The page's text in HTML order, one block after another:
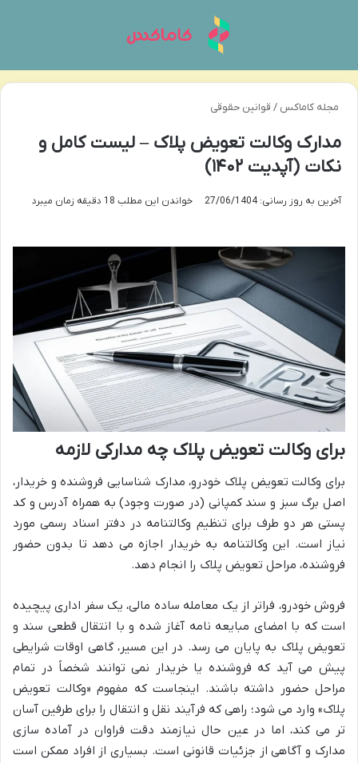
مجله کاماکس / قوانین حقوقی
مدارک وکالت تعویض پلاک – لیست کامل و
نکات (آپدیت ۱۴۰۲)
آخرین به روز رسانی: 27/06/1404 خواندن این مطلب 18 دقیقه زمان میبرد
برای وکالت تعویض پلاک چه مدارکی لازمه
برای وکالت تعویض پلاک خودرو، مدارک شناسایی فروشنده و خریدار،
اصل برگ سبز و سند کمپانی (در صورت وجود) به همراه آدرس و کد
پستی هر دو طرف برای تنظیم وکالتنامه در دفتر اسناد رسمی مورد
نیاز است. این وکالتنامه به خریدار اجازه می دهد تا بدون حضور
فروشنده، مراحل تعویض پلاک را انجام دهد.
فروش خودرو، فراتر از یک معامله ساده مالی، یک سفر اداری پیچیده
است که با امضای مبایعه نامه آغاز شده و با انتقال قطعی سند و
تعویض پلاک به پایان می رسد. در این مسیر، گاهی اوقات شرایطی
پیش می آید که فروشنده یا خریدار نمی توانند شخصاً در تمام
مراحل حضور داشته باشند. اینجاست که مفهوم «وکالت تعویض
پلاک» وارد می شود؛ راهی که فرآیند نقل و انتقال را برای طرفین آسان
تر می کند، اما در عین حال نیازمند دقت فراوان در آماده سازی
مدارک و آگاهی از جزئیات قانونی است. بسیاری از افراد ممکن است